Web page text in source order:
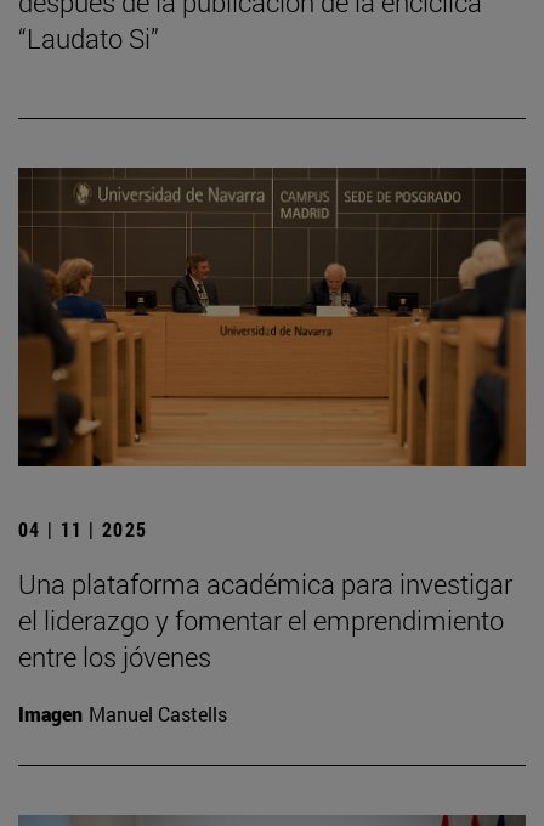
“Laudato Si”
04 | 11 | 2025
Una plataforma académica para investigar
el liderazgo y fomentar el emprendimiento
entre los jóvenes
Imagen Manuel Castells